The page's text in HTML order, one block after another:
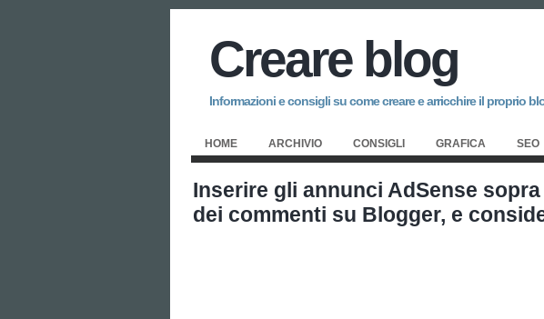
Creare blog
Informazioni e consigli su come creare e arricchire il proprio
HOME ARCHIVIO CONSIGLI GRAFICA SEO
Inserire gli annunci AdSense
dei commenti su Blogger, e